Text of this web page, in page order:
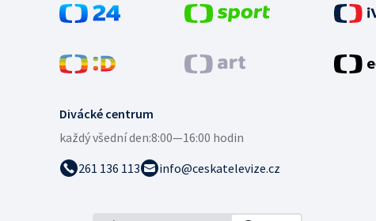
Divácké centrum
každý všední den:8:00—16:00 hodin
261 136 113
info@ceskatelevize.cz